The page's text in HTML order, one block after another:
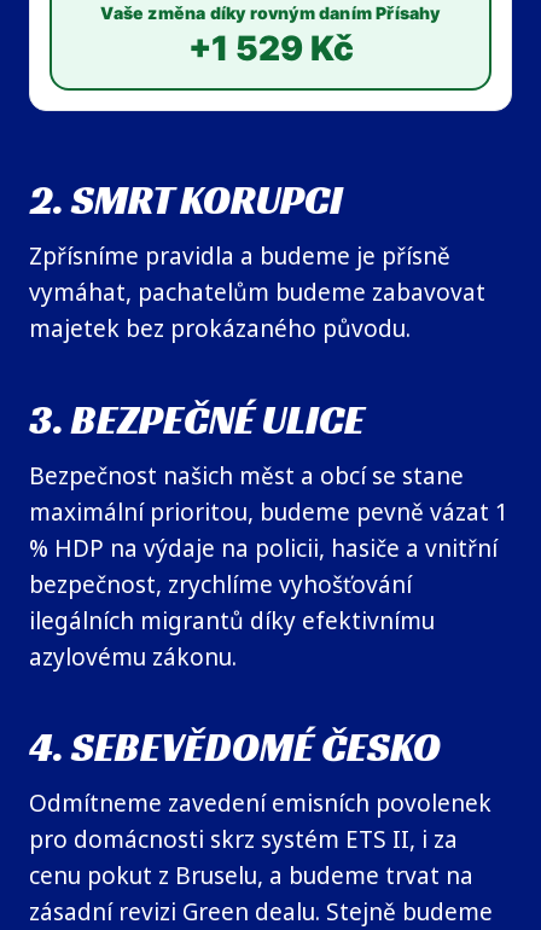
Vaše změna díky rovným daním Přísahy
+1 529 Kč
2. SMRT KORUPCI
Zpřísníme pravidla a budeme je přísně
vymáhat, pachatelům budeme zabavovat
majetek bez prokázaného původu.
3. BEZPEČNÉ ULICE
Bezpečnost našich měst a obcí se stane
maximální prioritou, budeme pevně vázat 1
% HDP na výdaje na policii, hasiče a vnitřní
bezpečnost, zrychlíme vyhošťování
ilegálních migrantů díky efektivnímu
azylovému zákonu.
4. SEBEVĚDOMÉ ČESKO
Odmítneme zavedení emisních povolenek
pro domácnosti skrz systém ETS II, i za
cenu pokut z Bruselu, a budeme trvat na
zásadní revizi Green dealu. Stejně budeme